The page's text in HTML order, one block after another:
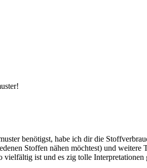
benötigst, habe ich dir die
Stoffen nähen möchtest) und weitere
ist und es zig tolle Interpretationen